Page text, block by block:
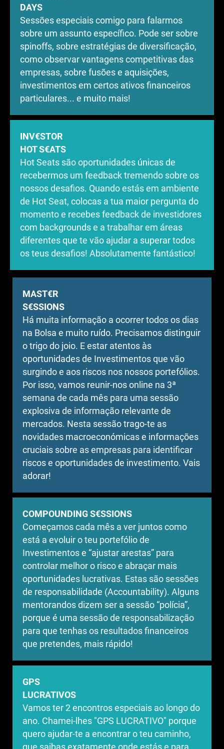
DAYS
Sessões especiais comigo para falarmos
sobre um assunto específico. Pode ser sobre
spinoffs, sobre estratégias de diversificação,
como observar vantagens competitivas das
empresas, sobre fusões e aquisições,
investimentos em certos ativos financeiros
particulares... e muito mais!
INV€STOR
HOT S€ATS
Hot Seats são oportunidades únicas de
recebermos um feedback tremendo sobre os
nossos desafios. Quando estás em ambiente
de Hot Seat, colocas a tua maior pergunta do
momento e recebes feedback de investidores
com backgrounds e a trabalhar em áreas
diferentes que te vão ajudar a superar todos
os teus desafios! Absolutamente fantástico!
MAST€R
S€SSIONS
Há muita informação a ocorrer todos os dias
na Bolsa e muito ruído. Precisamos distinguir
o trigo do joio. E estar atentos às
oportunidades de Investimentos que vão
surgindo e aos riscos nos nossos portefólios.
Por isso, vamos reunir-nos online na 3ª
semana de cada mês para uma sessão
explosiva de informação relevante de
mercados. Nesta sessão trago-te as
novidades macroeconómicas e informações
cruciais sobre as empresas para identificar
riscos e oportunidades de investimento. Vais
adorar!
COMPOUNDING S€SSIONS
Começamos cada mês a ver juntos como
está a evoluir o teu portefólio de
Investimentos e “ajustar arestas” para
controlar melhor o risco e abraçar mais
oportunidades lucrativas. Estas são sessões
de responsabilidade (Accountability). Alguns
mentorandos dizem ser a sessão “polícia”,
porque é uma sessão de responsabilização
para que tenhas os resultados financeiros
que pretendes, mais rápido!
GPS
LUCRATIVOS
Vamos ter 2 encontros especiais ao longo do
ano. Chamei-lhes "GPS LUCRATIVO" porque
quero ajudar-te a encontrar o teu caminho,
que saibas exatamente onde estás e para